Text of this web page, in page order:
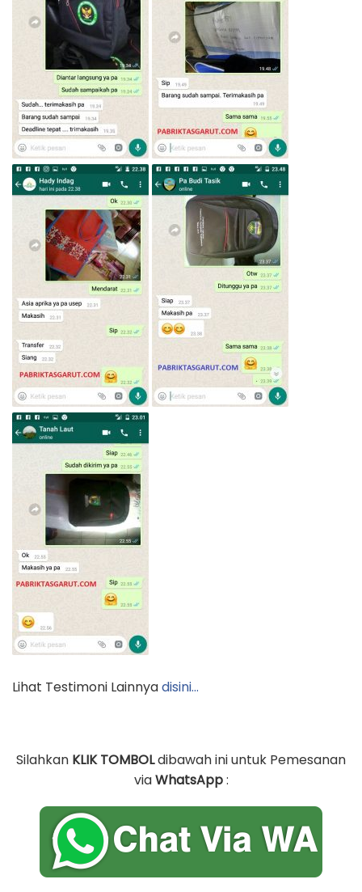
Lihat Testimoni Lainnyadisini…
Silahkan KLIK TOMBOLdibawah ini untuk Pemesanan
viaWhatsApp: